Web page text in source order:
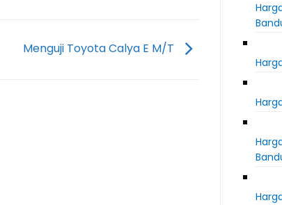
Menguji Toyota Calya E M/T